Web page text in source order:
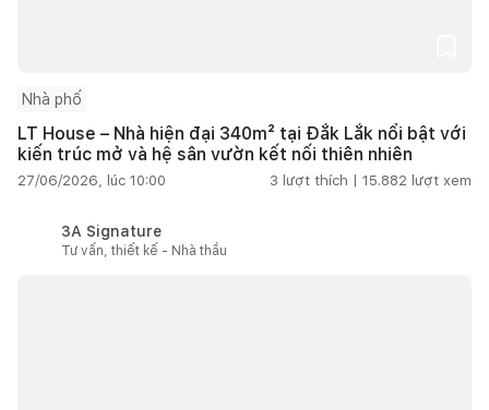
Nhà phố
LT House – Nhà hiện đại 340m² tại Đắk Lắk nổi bật với
kiến trúc mở và hệ sân vườn kết nối thiên nhiên
27/06/2026, lúc 10:00 3 lượt thích | 15.882 lượt xem
3A Signature
Tư vấn, thiết kế - Nhà thầu